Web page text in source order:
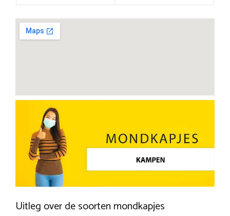
Uitleg over de soorten mondkapjes